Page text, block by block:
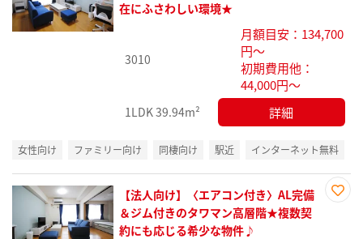
録
在にふさわしい環境★
3010
月額目安：134,700
円～
初期費用他：
44,000円～
1LDK39.94m² 詳細
女性向け ファミリー向け 同棲向け 駅近 インターネット無料
【法人向け】〈エアコン付き〉AL完備
＆ジム付きのタワマン高層階★複数契
約にも応じる希少な物件♪